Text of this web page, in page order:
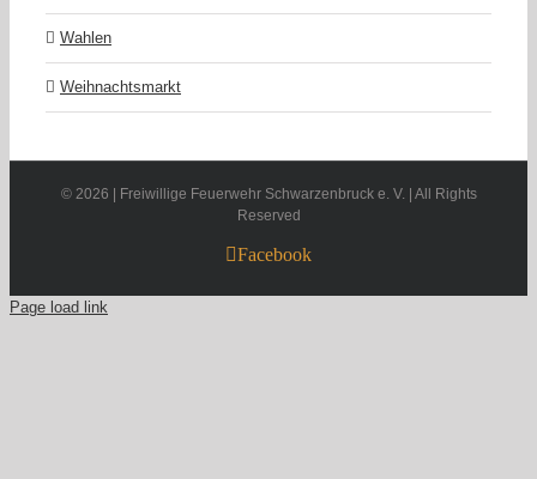
Wahlen
Weihnachtsmarkt
© 2026 | Freiwillige Feuerwehr Schwarzenbruck e. V. | All Rights
Reserved
Facebook
Page load link